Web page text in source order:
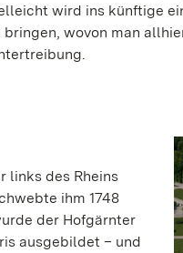
wird ins künftige
wovon man
links des Rheins
ihm 1748
der Hofgärnter
ausgebildet – und